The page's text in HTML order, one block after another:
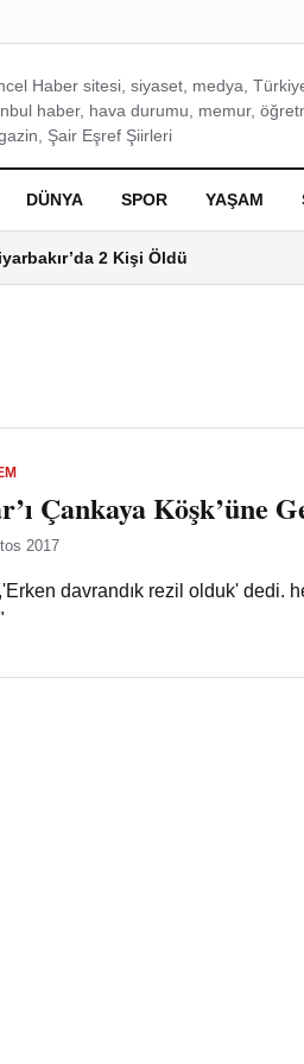
Haber sitesi, siyaset, medya,
haber, hava durumu, memur,
Şair Eşref Şiirleri
DÜNYA SPOR YAŞAM
2 Kişi Öldü
Çankaya Köşk’üne
2017
davrandık rezil olduk' dedi.